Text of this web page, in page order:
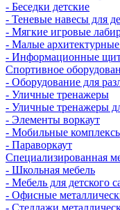
- Беседки детские
- Теневые навесы для
- Мягкие игровые
- Малые
- Информационные
Спортивное
- Оборудование для
- Уличные тренажеры
- Уличные тренажеры
- Элементы воркаут
- Мобильные
- Параворкаут
Cпециализированная
- Школьная мебель
- Мебель для детского
- Офисные
- Стеллажи